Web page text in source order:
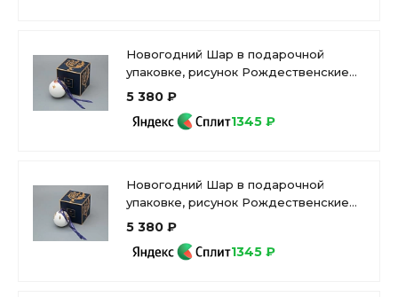
Новогодний Шар в подарочной
упаковке, рисунок Рождественские
узоры, арт 81.33344.00.1
5 380 ₽
1345 ₽
Новогодний Шар в подарочной
упаковке, рисунок Рождественские
узоры, арт 81.33342.00.1
5 380 ₽
1345 ₽